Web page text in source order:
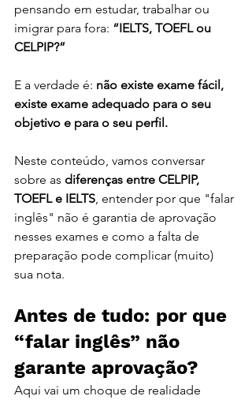
pensando em estudar, trabalhar ou
imigrar para fora: “IELTS, TOEFL ou
CELPIP?”
E a verdade é: não existe exame fácil,
existe exame adequado para o seu
objetivo e para o seu perfil.
Neste conteúdo, vamos conversar
sobre as diferenças entre CELPIP,
TOEFL e IELTS , entender por que "falar
inglês" não é garantia de aprovação
nesses exames e como a falta de
preparação pode complicar (muito)
sua nota.
Antes de tudo: por que
“falar inglês” não
garante aprovação?
Aqui vai um choque de realidade